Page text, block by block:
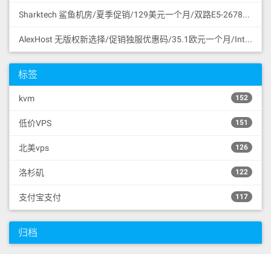
Sharktech 鲨鱼机房/夏季促销/129美元一个月/双路E5-2678v3/64GB内存/1TB NVMe SSD/1Gbps/无限流量/60Gbps DDoS保护/3网直连/洛杉矶/支持支付宝
AlexHost 无版权新选择/促销独服优惠码/35.1欧元一个月/Intel I5 CPU/4G DDR3/1TB SATA HDD/无限流量/共享1Gbps/DDoS保护/摩尔多瓦/无版权
标签
kvm 152
低价VPS 151
北美vps 126
洛杉矶 122
支付宝支付 117
归档